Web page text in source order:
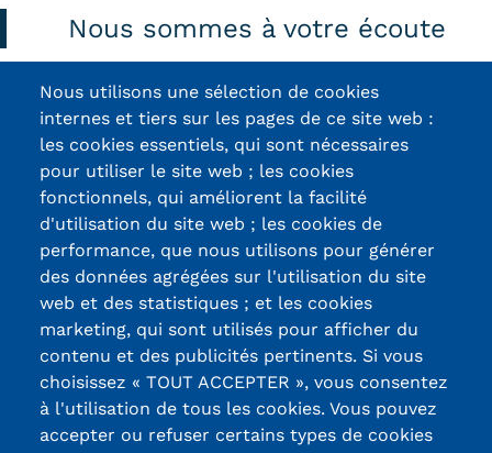
Nous sommes à votre écoute
Contactez-nous
13, Rue Ernest
Thierry-Mieg
90010 BELFORT
Certifications /
Labels qualité
Nous utilisons une sélection de cookies
internes et tiers sur les pages de ce site web :
les cookies essentiels, qui sont nécessaires
pour utiliser le site web ; les cookies
fonctionnels, qui améliorent la facilité
d'utilisation du site web ; les cookies de
performance, que nous utilisons pour générer
des données agrégées sur l'utilisation du site
web et des statistiques ; et les cookies
marketing, qui sont utilisés pour afficher du
contenu et des publicités pertinents. Si vous
choisissez « TOUT ACCEPTER », vous consentez
à l'utilisation de tous les cookies. Vous pouvez
accepter ou refuser certains types de cookies